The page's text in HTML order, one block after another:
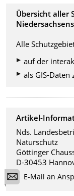
Übersicht aller
Niedersachsens
Alle
auf der
als GIS-
Artikel-
Nds.
Naturschutz
Göttinger
D-30453
E-Mail an